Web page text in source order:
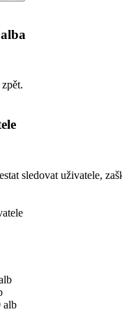
sledovat uživatele,
alb